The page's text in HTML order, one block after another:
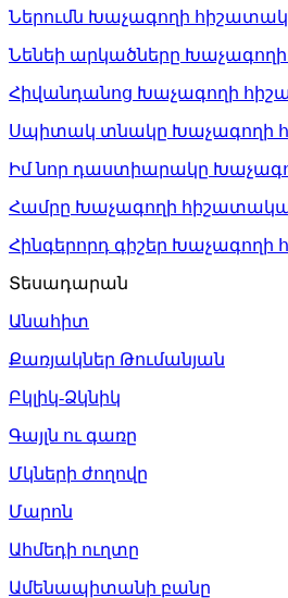
Ներումն Խաչագողի
Նենեի արկածները
Հիվանդանոց Խաչագողի
Սպիտակ տնակը Խաչագողի
Իմ նոր դաստիարակը
Համրը Խաչագողի
Հինգերորդ գիշեր Խաչագողի
Տեսադարան
Անահիտ
Քառյակներ Թումանյան
Բկլիկ-Ձկնիկ
Գայլն ու գառը
Մկների ժողովը
Մարոն
Ահմեդի ուղտը
Ամենապիտանի բանը